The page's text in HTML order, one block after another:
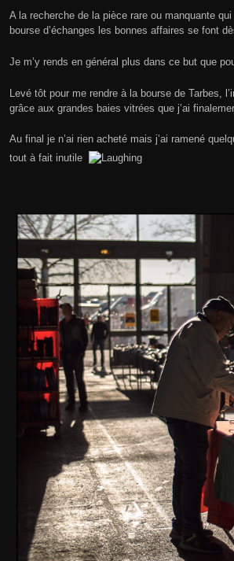
A la recherche de la pièce rare ou manquante
bourse d’échanges les bonnes affaires se font
Je m’y rends en général plus dans ce but que
Levé tôt pour me rendre à la bourse de Tarbes,
grâce aux grandes baies vitrées que j’ai
Au final je n’ai rien acheté mais j’ai ramené
tout à fait inutile